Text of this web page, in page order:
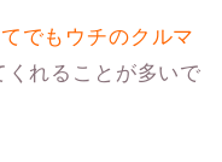
でもウチのクルマ
くれることが多いで